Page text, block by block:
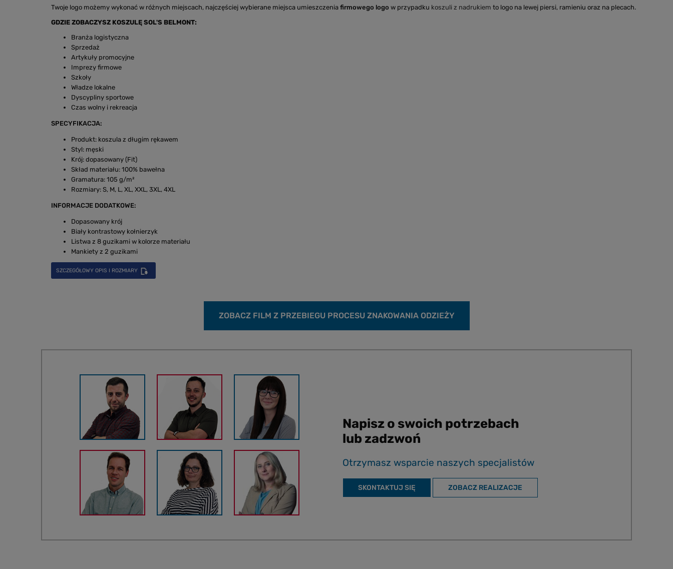
Twoje logo możemy wykonać w różnych miejscach, najczęściej wybierane miejsca umieszczenia firmowego logo w przypadku koszuli z nadrukiem to logo na lewej piersi, ramieniu oraz na plecach.
GDZIE ZOBACZYSZ KOSZULĘ SOL'S BELMONT:
Branża logistyczna
Sprzedaż
Artykuły promocyjne
Imprezy firmowe
Szkoły
Władze lokalne
Dyscypliny sportowe
Czas wolny i rekreacja
SPECYFIKACJA:
Produkt: koszula z długim rękawem
Styl: męski
Krój: dopasowany (Fit)
Skład materiału: 100% bawełna
Gramatura: 105 g/m²
Rozmiary: S, M, L, XL, XXL, 3XL, 4XL
INFORMACJE DODATKOWE:
Dopasowany krój
Biały kontrastowy kołnierzyk
Listwa z 8 guzikami w kolorze materiału
Mankiety z 2 guzikami
SZCZEGÓŁOWY OPIS I ROZMIARY
ZOBACZ FILM Z PRZEBIEGU PROCESU ZNAKOWANIA ODZIEŻY
Napisz o swoich potrzebach
lub zadzwoń
Otrzymasz wsparcie naszych specjalistów
SKONTAKTUJ SIĘ ZOBACZ REALIZACJE